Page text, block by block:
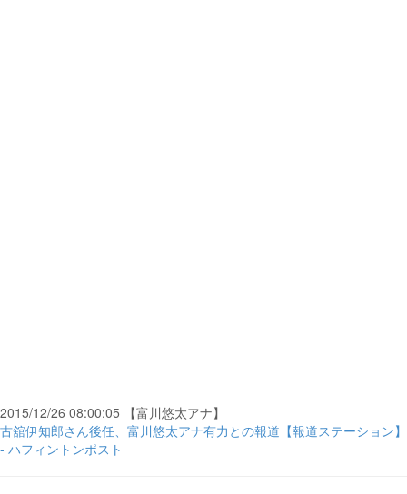
2015/12/26 08:00:05 【富川悠太アナ】
古舘伊知郎さん後任、富川悠太アナ有力との報道【報道ステーション】
- ハフィントンポスト